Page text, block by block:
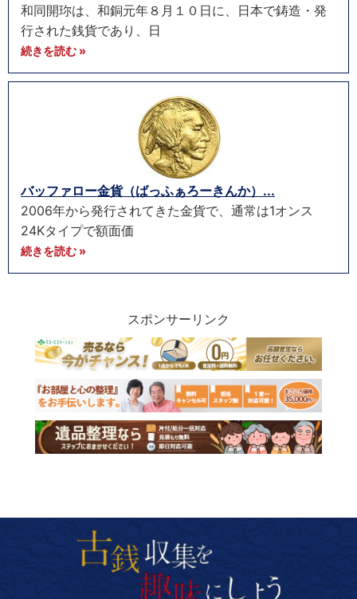
和同開珎は、和銅元年８月１０日に、日本で鋳造・発
行された銭貨であり、日
続きを読む »
バッファロー金貨（ばっふぁろーきんか）...
2006年から発行されてきた金貨で、通常は1オンス
24Kタイプで額面価
続きを読む »
スポンサーリンク